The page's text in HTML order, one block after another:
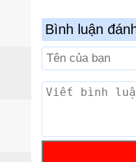
Bình luận